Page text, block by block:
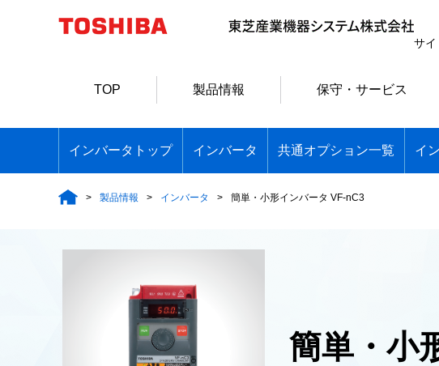
サイ
TOP 製品情報 保守・サービス
インバータトップ インバータ 共通オプション一覧 イ
製品情報 インバータ 簡単・小形インバータ VF-nC3
簡単・小